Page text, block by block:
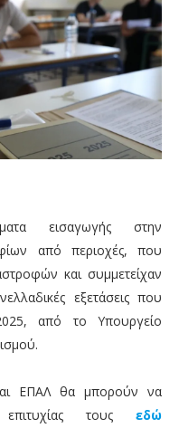
εισαγωγής στην
από περιοχές, που
και συμμετείχαν
εξετάσειςπου
2025, από τοΥπουργείο
.
ΕΠΑΛ θα μπορούν να
τουςεδώ